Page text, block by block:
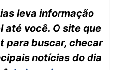
leva informação
até você. O site que
para buscar, checar
notícias do dia